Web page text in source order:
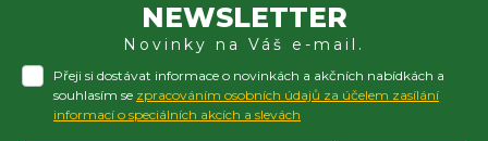
NEWSLETTER
Novinky na Váš e-mail.
Přeji si dostávat informace o novinkách a akčních nabídkách a
souhlasím se zpracováním osobních údajů za účelem zasílání
informací o speciálních akcích a slevách